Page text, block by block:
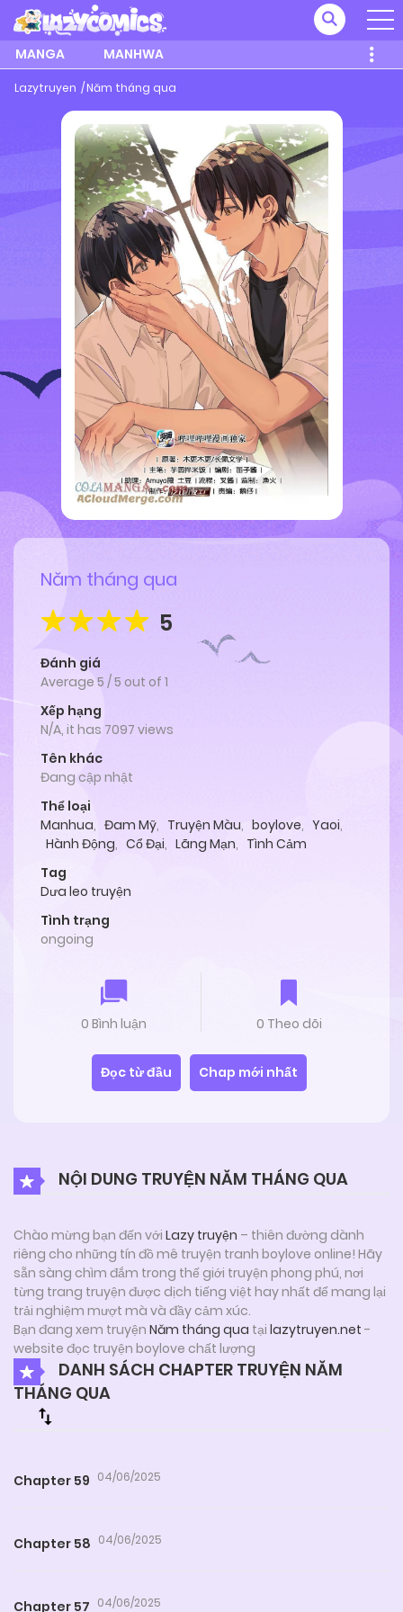
MANGA MANHWA
Lazytruyen Năm tháng qua
Năm tháng qua
5
Đánh giá
Average 5 /5 out of 1
Xếp hạng
N/A, it has 7097 views
Tên khác
Đang cập nhật
Thể loại
Manhua, Đam Mỹ, Truyện Màu, boylove, Yaoi,
Hành Động, Cổ Đại, Lãng Mạn, Tình Cảm
Tag
Dưa leo truyện
Tình trạng
ongoing
0 Bình luận 0 Theo dõi
Đọc từ đầu Chap mới nhất
NỘI DUNG TRUYỆN NĂM THÁNG QUA
Chào mừng bạn đến với Lazy truyện – thiên đường dành
riêng cho những tín đồ mê truyện tranh boylove online! Hãy
sẵn sàng chìm đắm trong thế giới truyện phong phú, nơi
từng trang truyện được dịch tiếng việt hay nhất để mang lại
trải nghiệm mượt mà và đầy cảm xúc.
Bạn đang xem truyện Năm tháng qua tại lazytruyen.net -
website đọc truyện boylove chất lượng
DANH SÁCH CHAPTER TRUYỆN NĂM
THÁNG QUA
Chapter 59 04/06/2025
Chapter 58 04/06/2025
Chapter 57 04/06/2025